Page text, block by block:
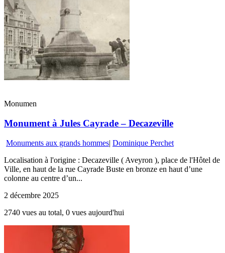
Monumen
Monument à Jules Cayrade – Decazeville
Monuments aux grands hommes| Dominique Perchet
Localisation à l'origine : Decazeville ( Aveyron ), place de l'Hôtel de
Ville, en haut de la rue Cayrade Buste en bronze en haut d’une
colonne au centre d’un...
2 décembre 2025
2740 vues au total, 0 vues aujourd'hui